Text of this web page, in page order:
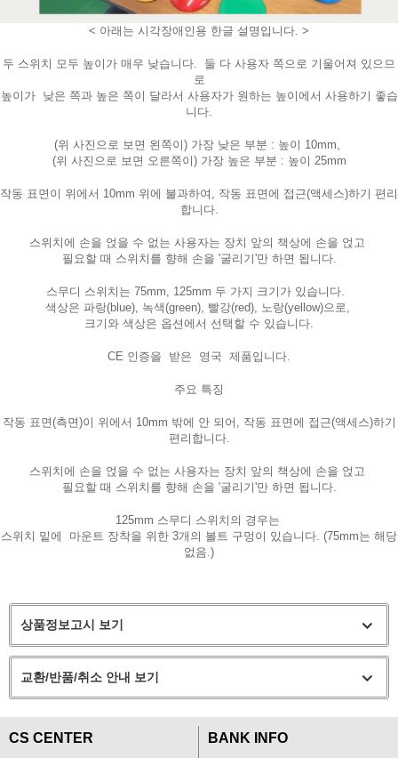
< 아래는 시각장애인용 한글 설명입니다. >
두 스위치 모두 높이가 매우 낮습니다. 둘 다 사용자 쪽으로 기울어져 있으므
로
높이가 낮은 쪽과 높은 쪽이 달라서 사용자가 원하는 높이에서 사용하기 좋습
니다.
(위 사진으로 보면 왼쪽이) 가장 낮은 부분 : 높이 10mm,
(위 사진으로 보면 오른쪽이) 가장 높은 부분 : 높이 25mm
작동 표면이 위에서 10mm 위에 불과하여, 작동 표면에 접근(액세스)하기 편리
합니다.
스위치에 손을 얹을 수 없는 사용자는 장치 앞의 책상에 손을 얹고
필요할 때 스위치를 향해 손을 '굴리기'만 하면 됩니다.
스무디 스위치는 75mm, 125mm 두 가지 크기가 있습니다.
색상은 파랑(blue), 녹색(green), 빨강(red), 노랑(yellow)으로,
크기와 색상은 옵션에서 선택할 수 있습니다.
CE 인증을 받은 영국 제품입니다.
주요 특징
작동 표면(측면)이 위에서 10mm 밖에 안 되어, 작동 표면에 접근(액세스)하기
편리합니다.
스위치에 손을 얹을 수 없는 사용자는 장치 앞의 책상에 손을 얹고
필요할 때 스위치를 향해 손을 '굴리기'만 하면 됩니다.
125mm 스무디 스위치의 경우는
스위치 밑에 마운트 장착을 위한 3개의 볼트 구멍이 있습니다. (75mm는 해당
없음.)
상품정보고시 보기
교환/반품/취소 안내 보기
CS CENTER BANK INFO